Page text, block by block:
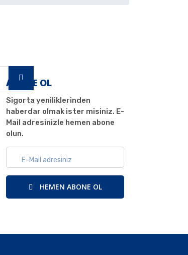
ABONE OL
Sigorta yeniliklerinden
haberdar olmak ister misiniz. E-
Mail adresinizle hemen abone
olun.
HEMEN ABONE OL